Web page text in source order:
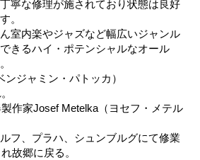
寧な修理が施されており状態は良好
。
室内楽やジャズなど幅広いジャンル
きるハイ・ポテンシャルなオール
ジャミン・パトッカ）
作家Josef Metelka（ヨセフ・メテル
フ、プラハ、シュンブルグにて修業
故郷に戻る。